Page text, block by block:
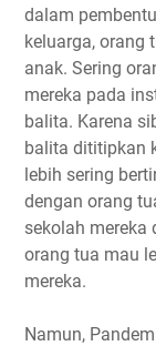
dalam
keluarga, orang
anak. Sering
mereka pada
balita. Karena
balita dititipkan
lebih sering
dengan orang
sekolah mereka
orang tua mau
mereka.
Namun,